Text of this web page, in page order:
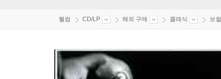
웰컴 CD/LP 해외 구매 클래식 보